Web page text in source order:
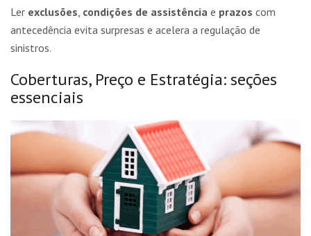
Ler exclusões, condições de assistência e prazos com
antecedência evita surpresas e acelera a regulação de
sinistros.
Coberturas, Preço e Estratégia: seções
essenciais